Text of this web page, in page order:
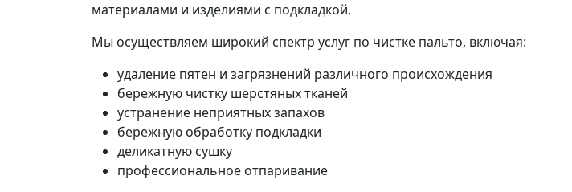
материалами и изделиями с подкладкой.
Мы осуществляем широкий спектр услуг по чистке пальто, включая:
удаление пятен и загрязнений различного происхождения
бережную чистку шерстяных тканей
устранение неприятных запахов
бережную обработку подкладки
деликатную сушку
профессиональное отпаривание